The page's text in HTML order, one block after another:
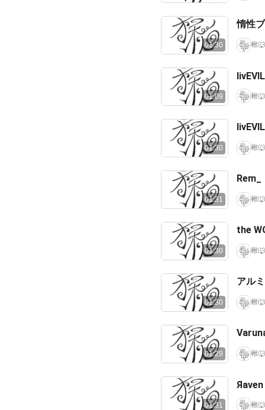
01:30
惰性
楸🐺
01:09
livEVIL
楸🐺
01:30 楸🐺
01:31 楸🐺
01:30
the
楸🐺
01:30
アル
楸🐺
01:29 楸🐺
01:31 楸🐺